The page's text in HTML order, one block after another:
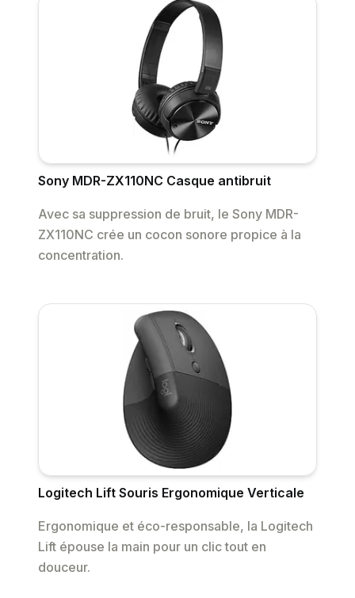
Sony MDR-ZX110NC Casque antibruit
Avec sa suppression de bruit, le Sony MDR-
ZX110NC crée un cocon sonore propice à la
concentration.
Logitech Lift Souris Ergonomique Verticale
Ergonomique et éco-responsable, la Logitech
Lift épouse la main pour un clic tout en
douceur.